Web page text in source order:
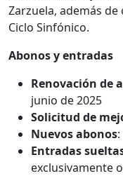
Zarzuela, además
Ciclo Sinfónico.
Abonos y entradas
Renovación de
junio de 2025
Solicitud de
Nuevos abonos
Entradas
exclusivamente